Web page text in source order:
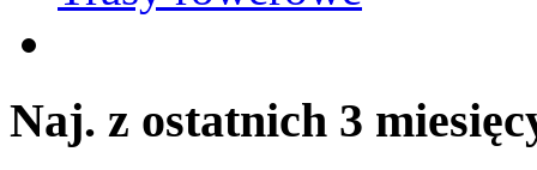
Naj. z ostatnich 3